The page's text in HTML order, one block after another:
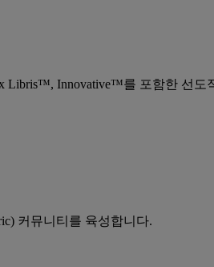
Libris™, Innovative™를 포함한 선
커뮤니티를 육성합니다.